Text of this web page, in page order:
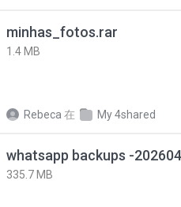
minhas_fotos.rar
1.4 MB
Rebeca 在 My 4shared
335.7 MB